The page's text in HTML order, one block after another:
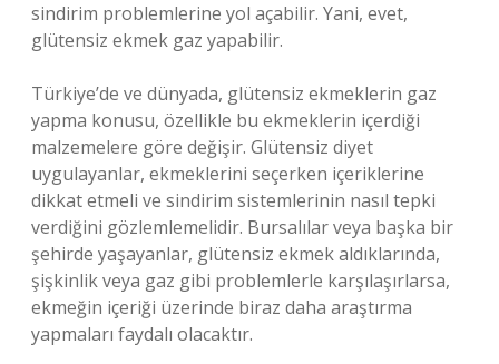
sindirim problemlerine yol açabilir. Yani, evet,
glütensiz ekmek gaz yapabilir.
Türkiye’de ve dünyada, glütensiz ekmeklerin gaz
yapma konusu, özellikle bu ekmeklerin içerdiği
malzemelere göre değişir. Glütensiz diyet
uygulayanlar, ekmeklerini seçerken içeriklerine
dikkat etmeli ve sindirim sistemlerinin nasıl tepki
verdiğini gözlemlemelidir. Bursalılar veya başka bir
şehirde yaşayanlar, glütensiz ekmek aldıklarında,
şişkinlik veya gaz gibi problemlerle karşılaşırlarsa,
ekmeğin içeriği üzerinde biraz daha araştırma
yapmaları faydalı olacaktır.